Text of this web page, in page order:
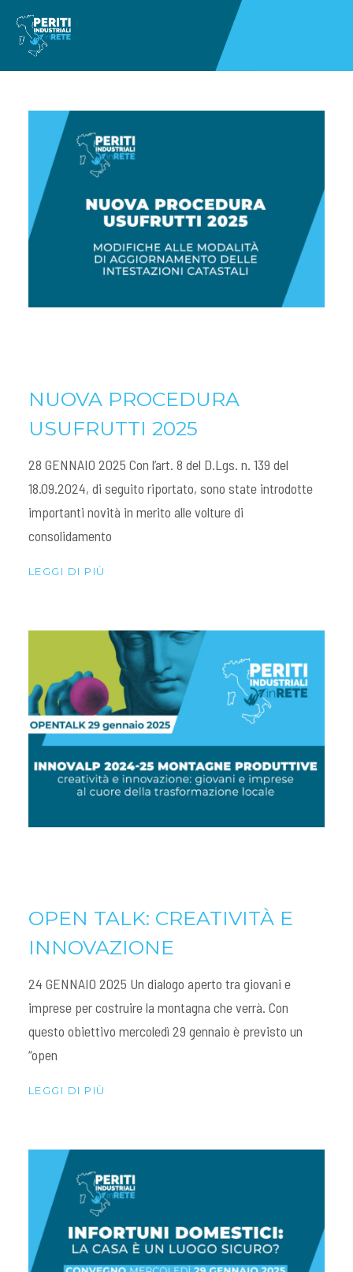
NUOVA PROCEDURA
USUFRUTTI 2025
28 GENNAIO 2025 Con l’art. 8 del D.Lgs. n. 139 del
18.09.2024, di seguito riportato, sono state introdotte
importanti novità in merito alle volture di
consolidamento
LEGGI DI PIÙ
OPEN TALK: CREATIVITÀ E
INNOVAZIONE
24 GENNAIO 2025 Un dialogo aperto tra giovani e
imprese per costruire la montagna che verrà. Con
questo obiettivo mercoledì 29 gennaio è previsto un
“open
LEGGI DI PIÙ